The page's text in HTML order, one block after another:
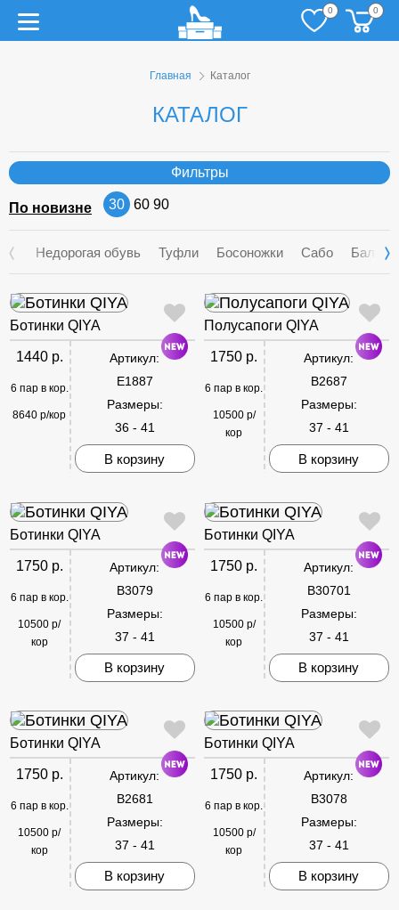
0 0
Главная Каталог
КАТАЛОГ
Фильтры
По новизне 30 60 90
Недорогая обувь Туфли Босоножки Сабо
Ботинки QIYA
1440 р.
6 пар в кор.
8640 р/кор
Артикул:
E1887
Размеры:
36 - 41
В корзину
Полусапоги QIYA
1750 р.
6 пар в кор.
10500 р/
кор
Артикул:
B2687
Размеры:
37 - 41
В корзину
Ботинки QIYA
1750 р.
6 пар в кор.
10500 р/
кор
Артикул:
B3079
Размеры:
37 - 41
В корзину
Ботинки QIYA
1750 р.
6 пар в кор.
10500 р/
кор
Артикул:
B30701
Размеры:
37 - 41
В корзину
Ботинки QIYA
1750 р.
6 пар в кор.
10500 р/
кор
Артикул:
B2681
Размеры:
37 - 41
В корзину
Ботинки QIYA
1750 р.
6 пар в кор.
10500 р/
кор
Артикул:
B3078
Размеры:
37 - 41
В корзину